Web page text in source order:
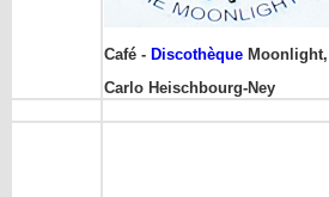
Café - Discothèque Moonlight,
Carlo Heischbourg-Ney